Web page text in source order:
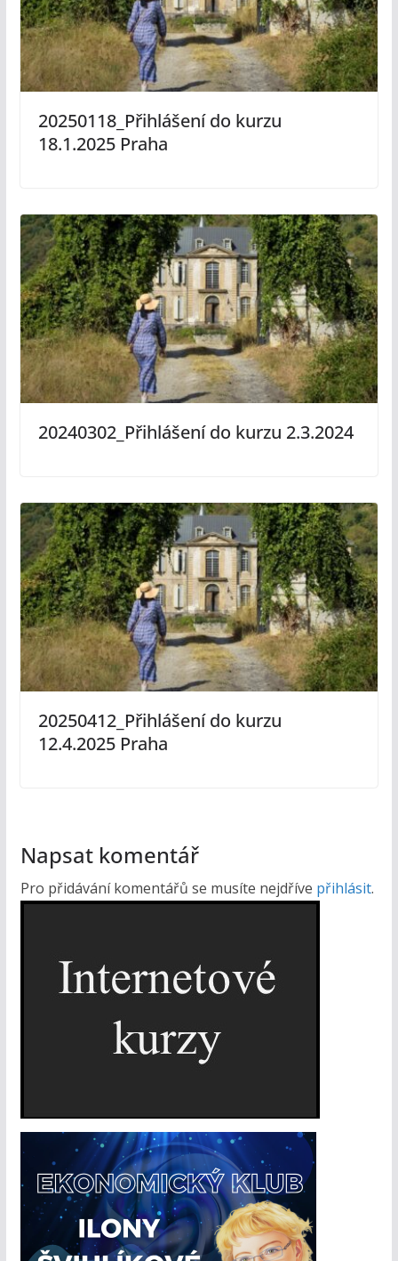
20250118_Přihlášení do kurzu
18.1.2025 Praha
20240302_Přihlášení do kurzu 2.3.2024
20250412_Přihlášení do kurzu
12.4.2025 Praha
Napsat komentář
Pro přidávání komentářů se musíte nejdříve přihlásit.